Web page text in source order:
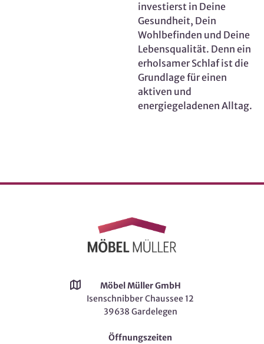
investierst in Deine
Gesundheit, Dein
Wohlbefinden und Deine
Lebensqualität. Denn ein
erholsamer Schlaf ist die
Grundlage für einen
aktiven und
energiegeladenen Alltag.
Möbel Müller GmbH
Isenschnibber Chaussee 12
39638 Gardelegen
Öffnungszeiten